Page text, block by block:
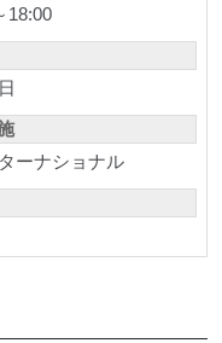
18:00
ーナショナル